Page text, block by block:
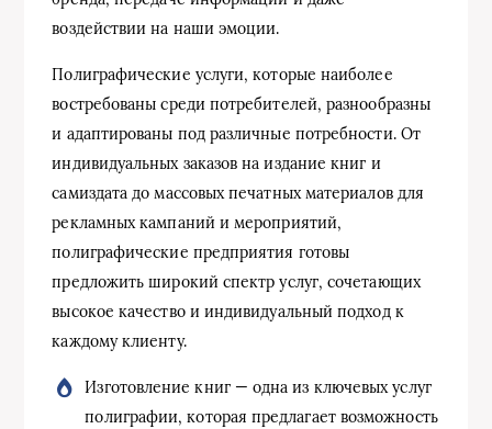
воздействии на наши эмоции.
Полиграфические услуги, которые наиболее
востребованы среди потребителей, разнообразны
и адаптированы под различные потребности. От
индивидуальных заказов на издание книг и
самиздата до массовых печатных материалов для
рекламных кампаний и мероприятий,
полиграфические предприятия готовы
предложить широкий спектр услуг, сочетающих
высокое качество и индивидуальный подход к
каждому клиенту.
Изготовление книг — одна из ключевых услуг
полиграфии, которая предлагает возможность